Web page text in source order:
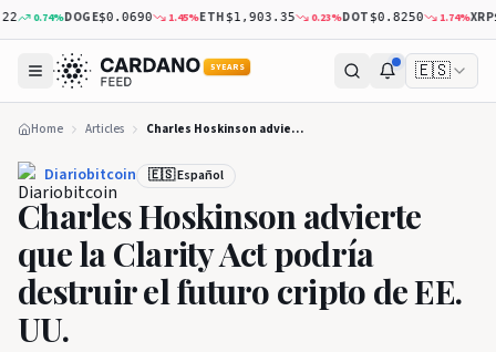
%DOGE$0.0690 1.45%ETH$1,903.35 0.23%DOT$0.8250 1.74%XRP$1.04
5 YEARS 🇪🇸
Home Articles Charles Hoskinson advierte que la Clarity Act podría destruir el futuro cripto de EE. UU.
Diariobitcoin 🇪🇸 Español
Charles Hoskinson advierte
que la Clarity Act podría
destruir el futuro cripto de EE.
UU.